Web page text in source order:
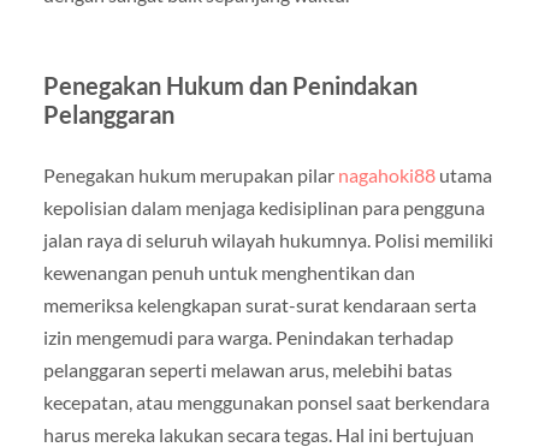
Penegakan Hukum dan Penindakan
Pelanggaran
Penegakan hukum merupakan pilar nagahoki88utama
kepolisian dalam menjaga kedisiplinan para pengguna
jalan raya di seluruh wilayah hukumnya. Polisi memiliki
kewenangan penuh untuk menghentikan dan
memeriksa kelengkapan surat-surat kendaraan serta
izin mengemudi para warga. Penindakan terhadap
pelanggaran seperti melawan arus, melebihi batas
kecepatan, atau menggunakan ponsel saat berkendara
harus mereka lakukan secara tegas. Hal ini bertujuan